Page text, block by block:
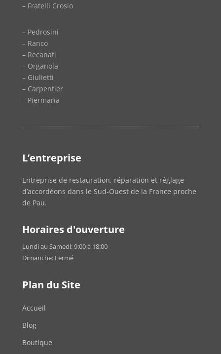
– Fratelli Crosio
– Pedrosini
– Ranco
– Recanati
– Organola
– Giulietti
– Carpentier
– Piermaria
L’entreprise
Entreprise de restauration, réparation et réglage
d’accordéons dans le Sud-Ouest de la France proche
de Pau.
Horaires d'ouverture
Lundi au Samedi: 9:00 à 18:00
Dimanche: Fermé
Plan du Site
Accueil
Blog
Boutique